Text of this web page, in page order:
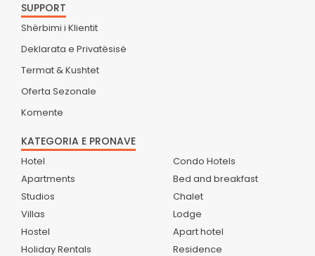
SUPPORT
Shërbimi i Klientit
Deklarata e Privatësisë
Termat & Kushtet
Oferta Sezonale
Komente
KATEGORIA E PRONAVE
Hotel
Apartments
Studios
Villas
Hostel
Holiday Rentals
Condo Hotels
Bed and breakfast
Chalet
Lodge
Apart hotel
Residence